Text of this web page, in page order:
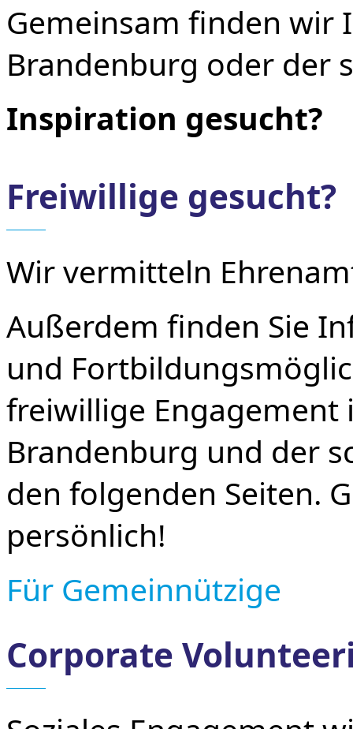
Gemeinsam finden wir
Brandenburg oder der
Inspiration gesucht?
Freiwillige gesucht?
Wir vermitteln
Außerdem finden Sie
und
freiwillige Engagement
Brandenburg und der
den folgenden Seiten.
persönlich!
Für Gemeinnützige
Corporate